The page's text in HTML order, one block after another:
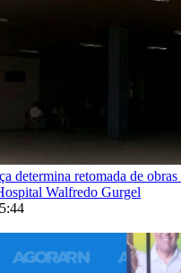
determina retomada de
Walfredo Gurgel